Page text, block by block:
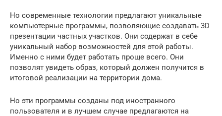
Но современные технологии предлагают уникальные
компьютерные программы, позволяющие создавать 3D
презентации частных участков. Они содержат в себе
уникальный набор возможностей для этой работы.
Именно с ними будет работать проще всего. Они
позволят увидеть образ, который должен получится в
итоговой реализации на территории дома.
Но эти программы созданы под иностранного
пользователя и в лучшем случае предлагаются на